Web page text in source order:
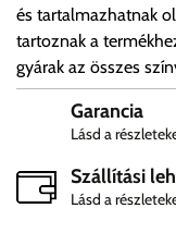
és tartalmazhatnak
tartoznak a
gyárak az összes
Garancia
Lásd a
Szállítási
Lásd a